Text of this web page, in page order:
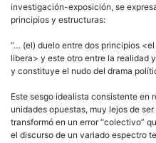
investigación-exposición, se
principios y estructuras:
“… (el) duelo entre dos principios
libera> y este otro entre la realidad
y constituye el nudo del drama
Este sesgo idealista consistente en
unidades opuestas, muy lejos de
transformó en un error “colectivo”
el discurso de un variado espectro